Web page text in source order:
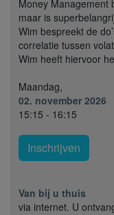
Money Management
maar is
Wim bespreekt de
correlatie tussen
Wim heeft hiervoor
Maandag,
02. november 2026
15:15 - 16:15
Inschrijven
Van bij u thuis
via internet. U